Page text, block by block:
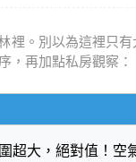
裡。別以為這裡只
，再加點私房觀察：
超大，絕對值！空